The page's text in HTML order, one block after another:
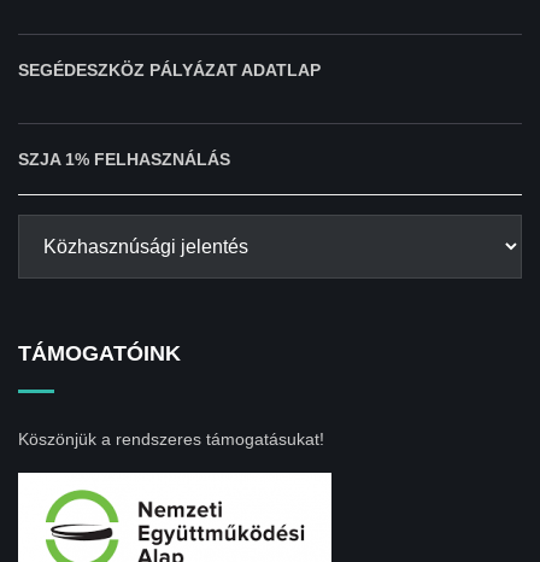
SEGÉDESZKÖZ PÁLYÁZAT ADATLAP
SZJA 1% FELHASZNÁLÁS
TÁMOGATÓINK
Köszönjük a rendszeres támogatásukat!